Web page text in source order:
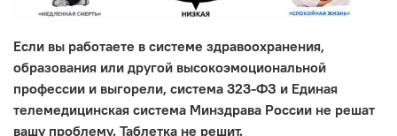
Если вы работаете в системе здравоохранения,
образования или другой высокоэмоциональной
профессии и выгорели, система 323-ФЗ и Единая
телемедицинская система Минздрава России не решат
вашу проблему. Таблетка не решит.